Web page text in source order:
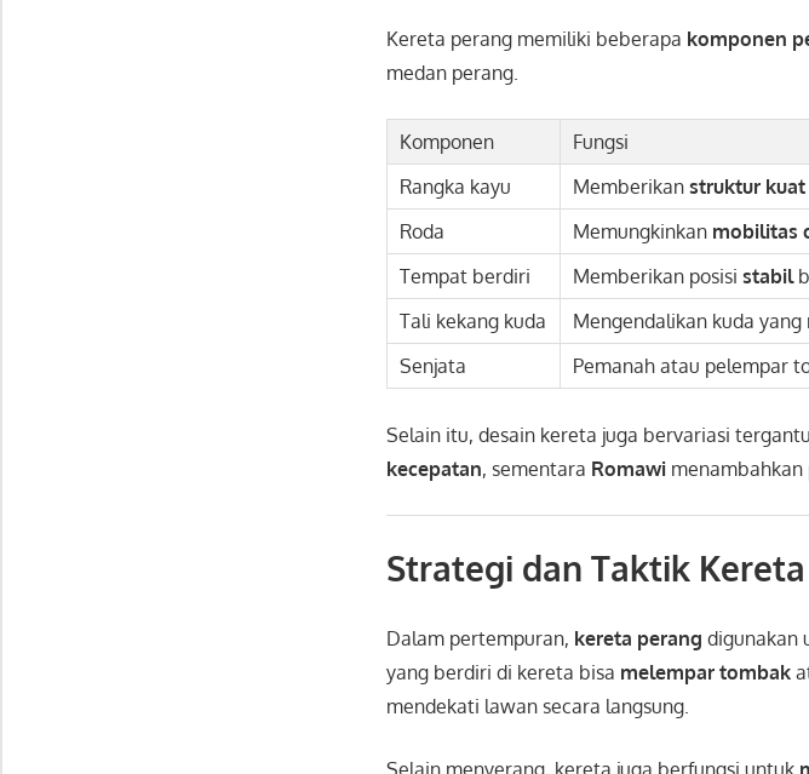
Kereta perang memiliki beberapa komponen
medan perang.
Komponen
Fungsi
Rangka kayu
Memberikan struktur kuat
Roda
Memungkinkan mobilitas
Tempat berdiri
Memberikan posisi stabil
Tali kekang kuda
Mengendalikan kuda
Senjata
Pemanah atau pelempar
Selain itu, desain kereta juga bervariasi
kecepatan, sementara Romawi menambahkan
Strategi dan Taktik
Dalam pertempuran, kereta perang digunakan
yang berdiri di kereta bisa melempar tombak
mendekati lawan secara langsung.
Selain menyerang, kereta juga berfungsi untuk